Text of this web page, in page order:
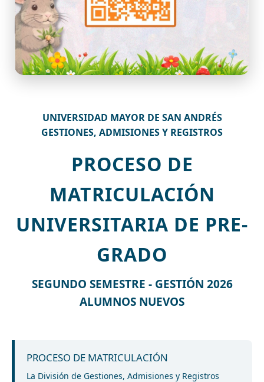
UNIVERSIDAD MAYOR DE SAN ANDRÉS
GESTIONES, ADMISIONES Y REGISTROS
PROCESO DE
MATRICULACIÓN
UNIVERSITARIA DE PRE-
GRADO
SEGUNDO SEMESTRE - GESTIÓN 2026
ALUMNOS NUEVOS
PROCESO DE MATRICULACIÓN
La División de Gestiones, Admisiones y Registros